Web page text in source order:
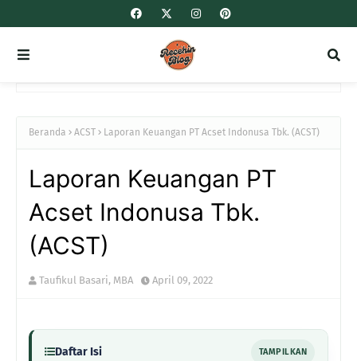
Beranda ACST Laporan Keuangan PT Acset Indonusa Tbk. (ACST)
Laporan Keuangan PT
Acset Indonusa Tbk.
(ACST)
Taufikul Basari, MBA April 09, 2022
Daftar Isi TAMPILKAN